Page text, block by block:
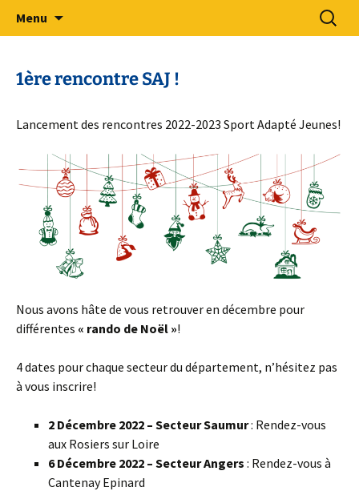
Comité Départemental Sport
Adapté 49
Sport Adapté 49
Menu
1ère rencontre SAJ !
Lancement des rencontres 2022-2023 Sport Adapté Jeunes!
Nous avons hâte de vous retrouver en décembre pour
différentes « rando de Noël »!
4 dates pour chaque secteur du département, n’hésitez pas
à vous inscrire!
2 Décembre 2022 – Secteur Saumur: Rendez-vous
aux Rosiers sur Loire
6 Décembre 2022 – Secteur Angers : Rendez-vous à
Cantenay Epinard